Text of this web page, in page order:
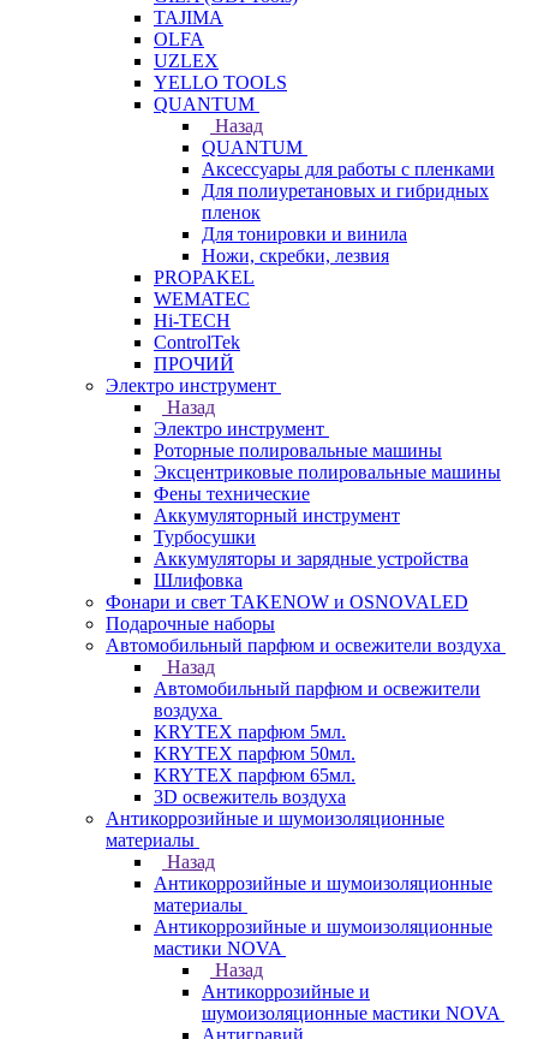
TAJIMA
OLFA
UZLEX
YELLO TOOLS
QUANTUM
Назад
QUANTUM
Аксессуары для работы с пленками
Для полиуретановых и гибридных
пленок
Для тонировки и винила
Ножи, скребки, лезвия
PROPAKEL
WEMATEC
Hi-TECH
ControlTek
ПРОЧИЙ
Электро инструмент
Назад
Электро инструмент
Роторные полировальные машины
Эксцентриковые полировальные машины
Фены технические
Аккумуляторный инструмент
Турбосушки
Аккумуляторы и зарядные устройства
Шлифовка
Фонари и свет TAKENOW и OSNOVALED
Подарочные наборы
Автомобильный парфюм и освежители воздуха
Назад
Автомобильный парфюм и освежители
воздуха
KRYTEX парфюм 5мл.
KRYTEX парфюм 50мл.
KRYTEX парфюм 65мл.
3D освежитель воздуха
Антикоррозийные и шумоизоляционные
материалы
Назад
Антикоррозийные и шумоизоляционные
материалы
Антикоррозийные и шумоизоляционные
мастики NOVA
Назад
Антикоррозийные и
шумоизоляционные мастики NOVA
Антигравий